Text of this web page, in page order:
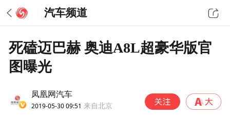
汽车频道
死磕迈巴赫 奥迪A8L超豪华版官
图曝光
凤凰网汽车
2019-05-30 09:51 来自北京